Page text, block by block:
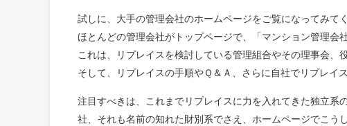
試しに、大手の管理会社のホームページをご覧になってみてく
ほとんどの管理会社がトップページで、「マンション管理会
これは、リプレイスを検討している管理組合やその理事会、
そして、リプレイスの手順やＱ＆Ａ、さらに自社でリプレイ
注目すべきは、これまでリプレイスに力を入れてきた独立系
社、それも名前の知れた財別系でさえ、ホームページでこう